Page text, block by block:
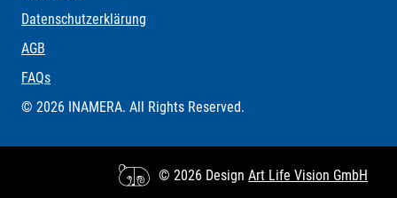
Datenschutzerklärung
AGB
FAQs
© 2026 INAMERA. All Rights Reserved.
© 2026 DesignArt Life Vision GmbH